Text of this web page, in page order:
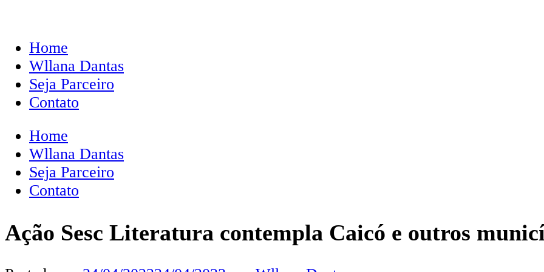
Home
Wllana Dantas
Seja Parceiro
Contato
Home
Wllana Dantas
Seja Parceiro
Contato
Ação Sesc Literatura contempla Caicó e outros